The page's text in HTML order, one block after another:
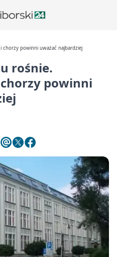
chorzy powinni uważać najbardziej
rośnie.
powinni